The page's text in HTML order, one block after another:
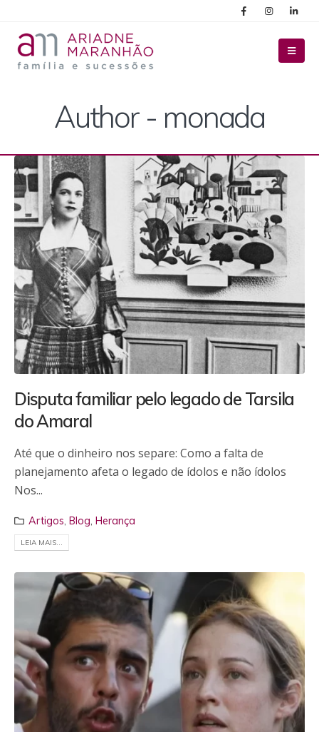
Author - monada
Disputa familiar pelo legado de Tarsila
do Amaral
Até que o dinheiro nos separe: Como a falta de
planejamento afeta o legado de ídolos e não ídolos
Nos...
Artigos, Blog, Herança
LEIA MAIS...